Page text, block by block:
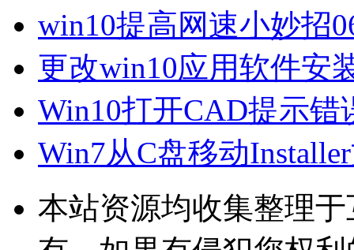
win10提高网速小妙招
更改win10应用软件安
Win10打开CAD提示错
Win7从C盘移动
本站资源均收集整理